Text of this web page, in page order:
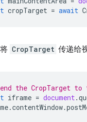
cropTarget = await
CropTarget 传递给
the CropTarget to
iframe = document.
.contentWindow.